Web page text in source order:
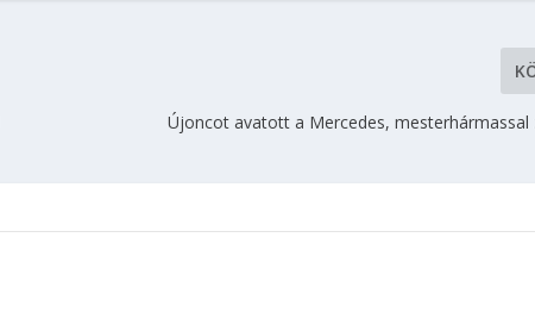
Újoncot avatott a Mercedes, mesterhármassal